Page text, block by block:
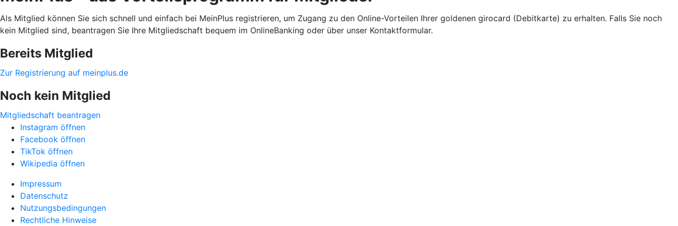
Als Mitglied können Sie sich schnell und einfach bei MeinPlus registrieren, um Zugang zu den Online-Vorteilen Ihrer goldenen girocard (Debitkarte) zu erhalten. Falls Sie noch
kein Mitglied sind, beantragen Sie Ihre Mitgliedschaft bequem im OnlineBanking oder über unser Kontaktformular.
Bereits Mitglied
Zur Registrierung auf meinplus.de
Noch kein Mitglied
Mitgliedschaft beantragen
Instagram öffnen
Facebook öffnen
TikTok öffnen
Wikipedia öffnen
Impressum
Datenschutz
Nutzungsbedingungen
Rechtliche Hinweise